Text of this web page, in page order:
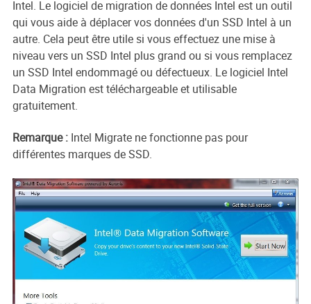
Intel. Le logiciel de migration de données Intel est un outil
qui vous aide à déplacer vos données d'un SSD Intel à un
autre. Cela peut être utile si vous effectuez une mise à
niveau vers un SSD Intel plus grand ou si vous remplacez
un SSD Intel endommagé ou défectueux. Le logiciel Intel
Data Migration est téléchargeable et utilisable
gratuitement.
Remarque :Intel Migrate ne fonctionne pas pour
différentes marques de SSD.